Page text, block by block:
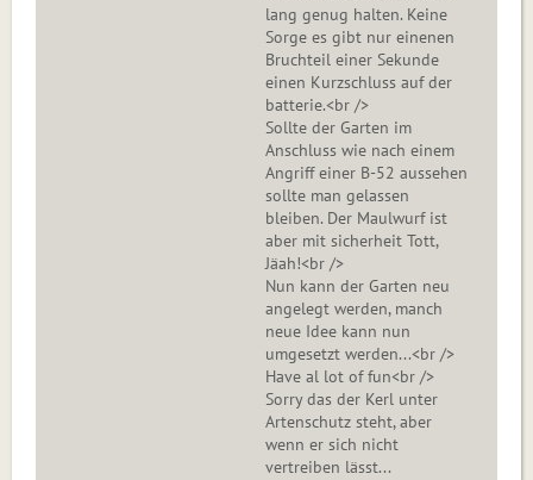
lang genug halten. Keine
Sorge es gibt nur einenen
Bruchteil einer Sekunde
einen Kurzschluss auf der
batterie.<br />
Sollte der Garten im
Anschluss wie nach einem
Angriff einer B-52 aussehen
sollte man gelassen
bleiben. Der Maulwurf ist
aber mit sicherheit Tott,
Jäah!<br />
Nun kann der Garten neu
angelegt werden, manch
neue Idee kann nun
umgesetzt werden...<br />
Have al lot of fun<br />
Sorry das der Kerl unter
Artenschutz steht, aber
wenn er sich nicht
vertreiben lässt...